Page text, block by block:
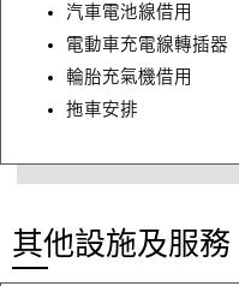
汽車電池線借用
電動車充電線轉插器
輪胎充氣機借用
拖車安排
其他設施及服務